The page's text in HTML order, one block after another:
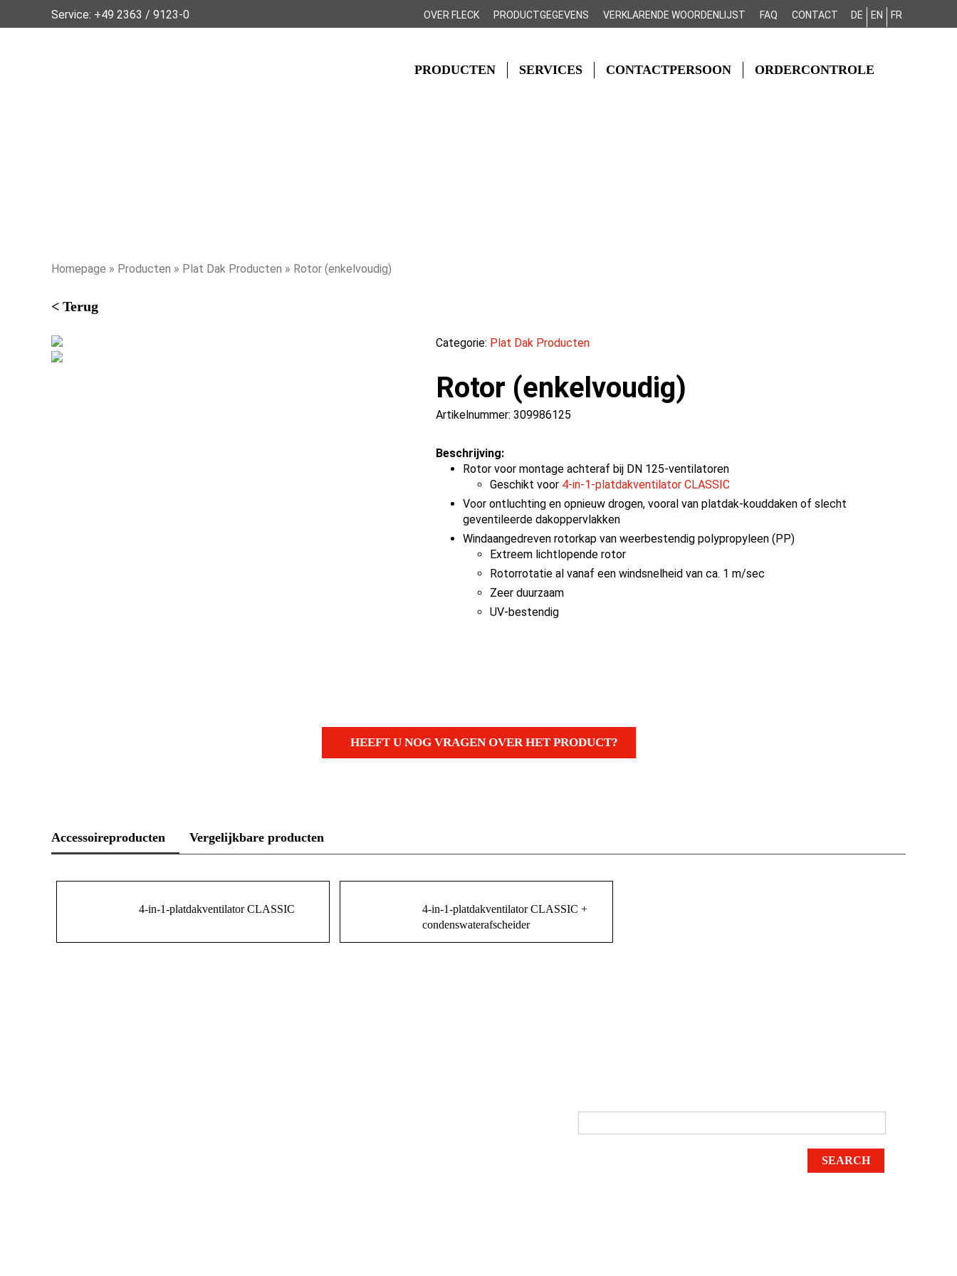
Service: +49 2363 / 9123-0 OVER FLECK PRODUCTGEGEVENS VERKLARENDE WOORDENLIJST FAQ CONTACT DE EN FR
PRODUCTEN SERVICES CONTACTPERSOON ORDERCONTROLE
Homepage » Producten » Plat Dak Producten » Rotor (enkelvoudig)
< Terug
Categorie: Plat Dak Producten
Rotor (enkelvoudig)
Artikelnummer: 309986125
Beschrijving:
Rotor voor montage achteraf bij DN 125-ventilatoren
Geschikt voor 4-in-1-platdakventilator CLASSIC
Voor ontluchting en opnieuw drogen, vooral van platdak-kouddaken of slecht
geventileerde dakoppervlakken
Windaangedreven rotorkap van weerbestendig polypropyleen (PP)
Extreem lichtlopende rotor
Rotorrotatie al vanaf een windsnelheid van ca. 1 m/sec
Zeer duurzaam
UV-bestendig
HEEFT U NOG VRAGEN OVER HET PRODUCT?
Accessoireproducten Vergelijkbare producten
4-in-1-platdakventilator CLASSIC
4-in-1-platdakventilator CLASSIC +
condenswaterafscheider